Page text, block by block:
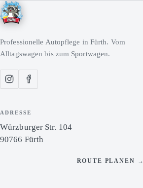
Professionelle Autopflege in Fürth. Vom
Alltagswagen bis zum Sportwagen.
ADRESSE
Würzburger Str. 104
90766 Fürth
ROUTE PLANEN →